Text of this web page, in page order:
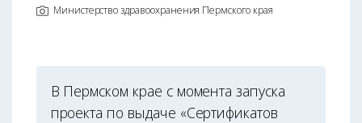
Министерство здравоохранения Пермского края
В Пермском крае с момента запуска
проекта по выдаче «Сертификатов